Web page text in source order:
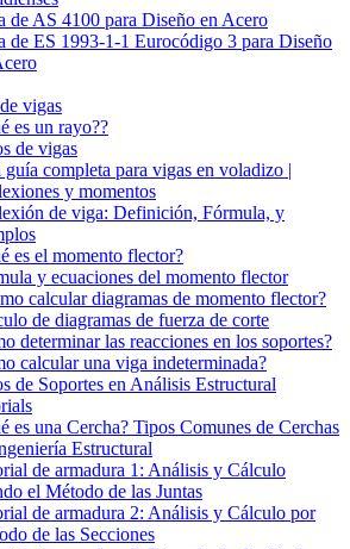
de AS 4100 para Diseño en Acero
de ES 1993-1-1 Eurocódigo 3 para Diseño
vigas
es un rayo??
de vigas
guía completa para vigas en voladizo |
y momentos
de viga: Definición, Fórmula, y
es el momento flector?
y ecuaciones del momento flector
calcular diagramas de momento flector?
de diagramas de fuerza de corte
determinar las reacciones en los soportes?
calcular una viga indeterminada?
de Soportes en Análisis Estructural
es una Cercha? Tipos Comunes de Cerchas
Estructural
de armadura 1: Análisis y Cálculo
el Método de las Juntas
de armadura 2: Análisis y Cálculo por
de las Secciones